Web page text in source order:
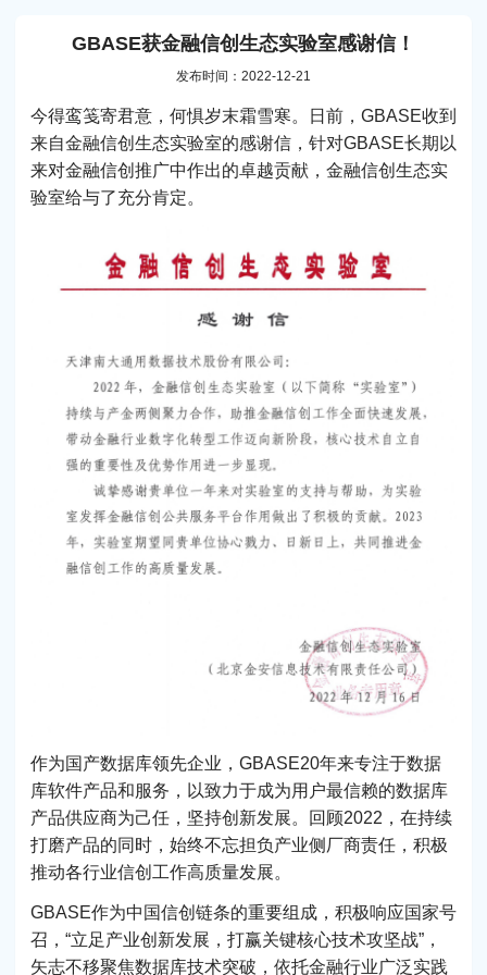
GBASE获金融信创生态实验室感谢信！
发布时间：2022-12-21
今得鸾笺寄君意，何惧岁末霜雪寒。日前，GBASE收到
来自金融信创生态实验室的感谢信，针对GBASE长期以
来对金融信创推广中作出的卓越贡献，金融信创生态实
验室给与了充分肯定。
作为国产数据库领先企业，GBASE20年来专注于数据
库软件产品和服务，以致力于成为用户最信赖的数据库
产品供应商为己任，坚持创新发展。回顾2022，在持续
打磨产品的同时，始终不忘担负产业侧厂商责任，积极
推动各行业信创工作高质量发展。
GBASE作为中国信创链条的重要组成，积极响应国家号
召，“立足产业创新发展，打赢关键核心技术攻坚战”，
矢志不移聚焦数据库技术突破，依托金融行业广泛实践